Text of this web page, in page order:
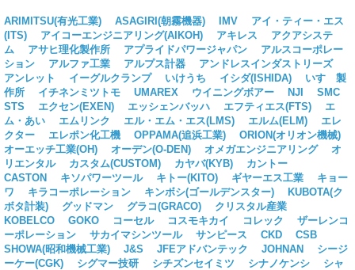
ARIMITSU(有光工業) ASAGIRI(朝霧機器) IMV
アイ・ティー・エス
(ITS)
アイコーエンジニアリング(AIKOH) アキレス
アクアシステ
ム
アサヒ理化製作所 アプライドパワージャパン
アルスコーポレー
ション
アルファ工業 アルプス計器
アンドレスインダストリーズ
アンレット
イーグルクランプ いけうち イシダ(ISHIDA)
いすゞ製
作所
イチネンミツトモ UMAREX ウイニングボアー NJI
SMC
STS
エクセン(EXEN) エッシェンバッハ エフティエス(FTS)
エ
ム・あい
エムリンク エル・エム・エス(LMS) エルム(ELM)
エレ
クター
エレポン化工機 OPPAMA(追浜工業)
ORION(オリオン機械)
オーエッチ工業(OH)
オーデン(O-DEN) オメガエンジニアリング
オ
リエンタル
カスタム(CUSTOM) カヤバ(KYB)
カントー
CASTON
キソパワーツール キトー(KITO) ギヤーエス工業
キョー
ワ
キラコーポレーション キンボシ(ゴールデンスター)
KUBOTA(ク
ボタ計装)
グッドマン グラコ(GRACO)
クリスタル産業
KOBELCO
GOKO コーセル コスモキカイ コレック
ザーレンコ
ーポレーション
サカイマシンツール サンピース CKD
CSB
SHOWA(昭和機械工業)
J&S JFEアドバンテック JOHNAN
シージ
ーケー(CGK)
シグマー技研 シチズンセイミツ シナノケンシ
シャ